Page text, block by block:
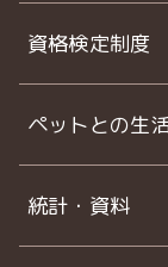
資格検定制度
ペットとの生
統計・資料